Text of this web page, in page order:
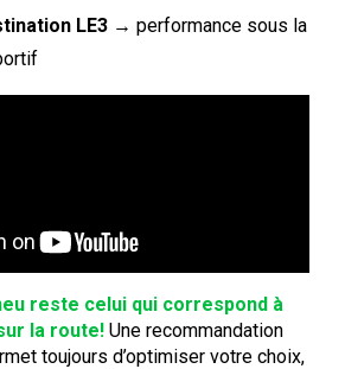
LE3 → performance sous la
reste celui qui correspond à
la route! Une recommandation
toujours d’optimiser votre choix,